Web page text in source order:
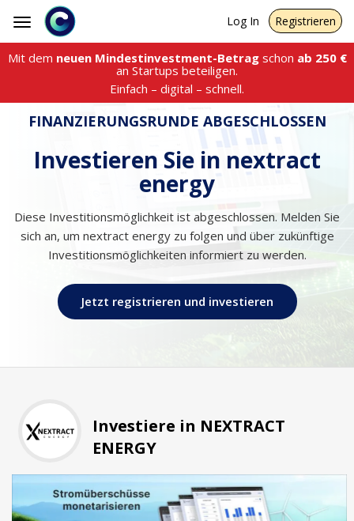
Toggle
navigation
Log In Registrieren
Mit dem neuen Mindestinvestment-Betragschon ab 250€
an Startups beteiligen.
Einfach – digital – schnell.
FINANZIERUNGSRUNDE ABGESCHLOSSEN
Investieren Sie in nextract
energy
Diese Investitionsmöglichkeit ist abgeschlossen. Melden Sie
sich an, um nextract energy zu folgen und über zukünftige
Investitionsmöglichkeiten informiert zu werden.
Jetzt registrieren und investieren
Investiere in NEXTRACT
ENERGY